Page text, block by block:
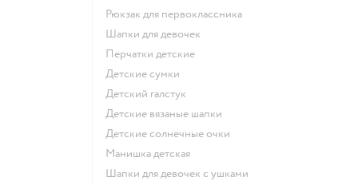
Рюкзак для первоклассника
Шапки для девочек
Перчатки детские
Детские сумки
Детский галстук
Детские вязаные шапки
Детские солнечные очки
Манишка детская
Шапки для девочек с ушками